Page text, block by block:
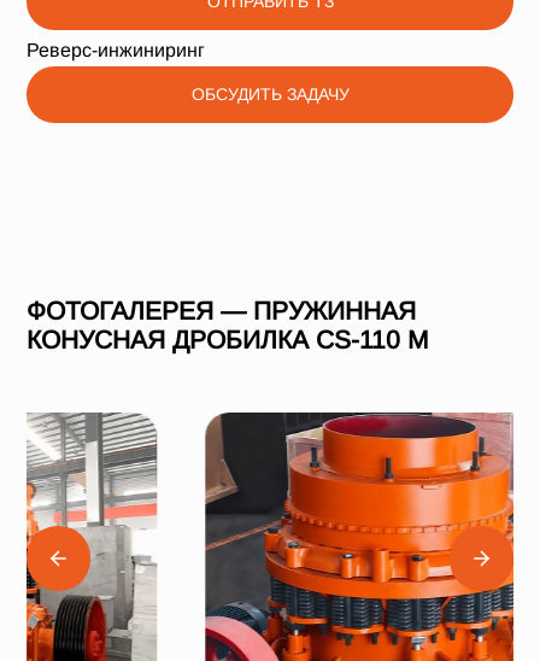
Реверс-инжиниринг
ОБСУДИТЬ ЗАДАЧУ
ФОТОГАЛЕРЕЯ — ПРУЖИННАЯ
КОНУСНАЯ ДРОБИЛКА СS-110 M